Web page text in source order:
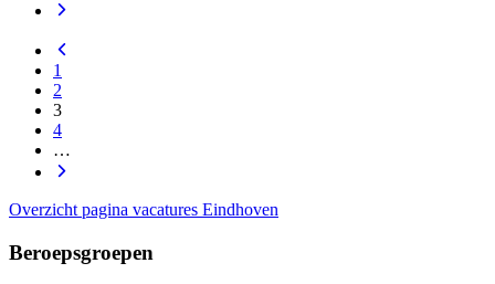
1
2
3
4
…
Overzicht pagina vacatures Eindhoven
Beroepsgroepen